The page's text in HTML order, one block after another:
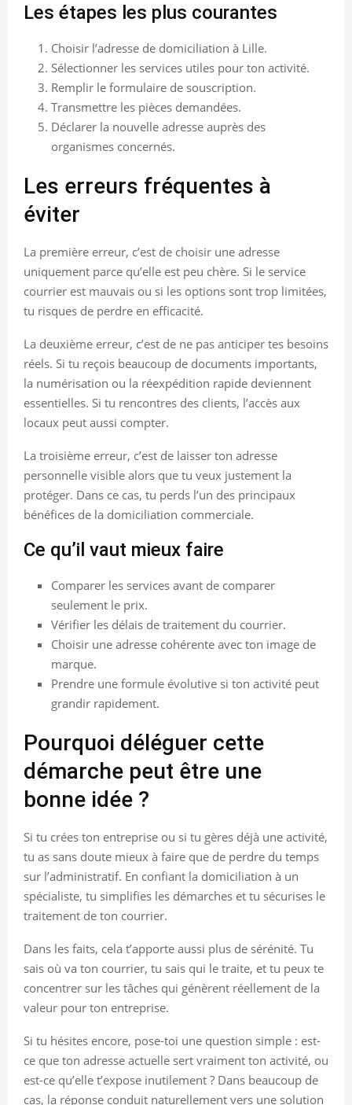
Les étapes les plus courantes
Choisir l’adresse de domiciliation à Lille.
Sélectionner les services utiles pour ton activité.
Remplir le formulaire de souscription.
Transmettre les pièces demandées.
Déclarer la nouvelle adresse auprès des
organismes concernés.
Les erreurs fréquentes à
éviter
La première erreur, c’est de choisir une adresse
uniquement parce qu’elle est peu chère. Si le service
courrier est mauvais ou si les options sont trop limitées,
tu risques de perdre en efficacité.
La deuxième erreur, c’est de ne pas anticiper tes besoins
réels. Si tu reçois beaucoup de documents importants,
la numérisation ou la réexpédition rapide deviennent
essentielles. Si tu rencontres des clients, l’accès aux
locaux peut aussi compter.
La troisième erreur, c’est de laisser ton adresse
personnelle visible alors que tu veux justement la
protéger. Dans ce cas, tu perds l’un des principaux
bénéfices de la domiciliation commerciale.
Ce qu’il vaut mieux faire
Comparer les services avant de comparer
seulement le prix.
Vérifier les délais de traitement du courrier.
Choisir une adresse cohérente avec ton image de
marque.
Prendre une formule évolutive si ton activité peut
grandir rapidement.
Pourquoi déléguer cette
démarche peut être une
bonne idée ?
Si tu crées ton entreprise ou si tu gères déjà une activité,
tu as sans doute mieux à faire que de perdre du temps
sur l’administratif. En confiant la domiciliation à un
spécialiste, tu simplifies les démarches et tu sécurises le
traitement de ton courrier.
Dans les faits, cela t’apporte aussi plus de sérénité. Tu
sais où va ton courrier, tu sais qui le traite, et tu peux te
concentrer sur les tâches qui génèrent réellement de la
valeur pour ton entreprise.
Si tu hésites encore, pose-toi une question simple : est-
ce que ton adresse actuelle sert vraiment ton activité, ou
est-ce qu’elle t’expose inutilement ? Dans beaucoup de
cas, la réponse conduit naturellement vers une solution